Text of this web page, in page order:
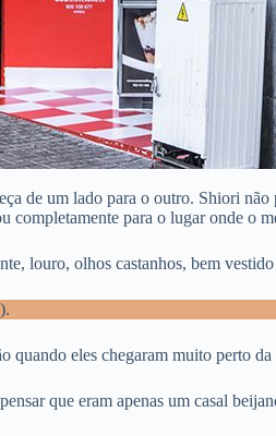
de um lado para o outro. Shiori
completamente para o lugar onde o
louro, olhos castanhos, bem
quando eles chegaram muito perto
que eram apenas um casal